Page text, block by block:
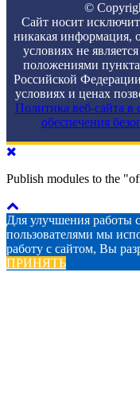
©
Сайт носит
никакая информация,
условиях не
положениями пункта
Российской
условиях и ценах
Политика веб-сайта в
обеспечения
Publish modules to the
Для улучшения работы
пользователями мы
работу с сайтом, Вы
ПРИНЯТЬ